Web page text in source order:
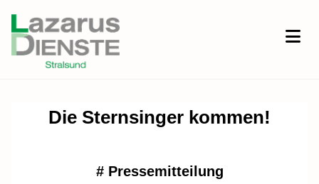
Die Sternsinger kommen!
# Pressemitteilung